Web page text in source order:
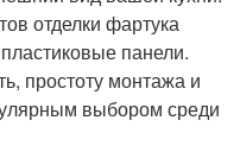
отделки фартука
панели.
простоту монтажа и
выбором среди